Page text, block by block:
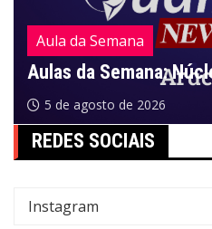
Aula da Semana
Aulas da Semana:
5 de agosto de 2026
REDES SOCIAIS
Instagram